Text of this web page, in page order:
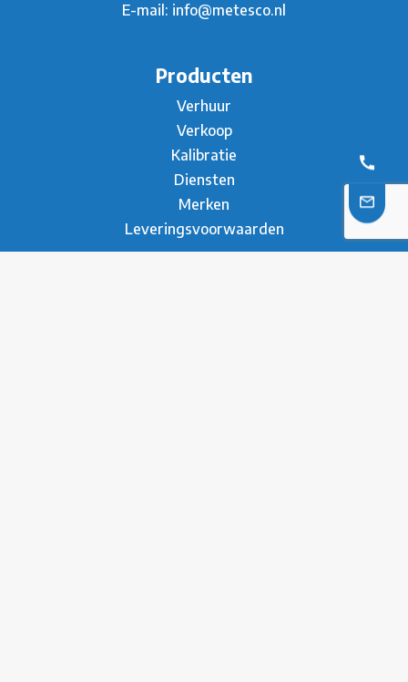
E-mail: info@metesco.nl
Producten
Verhuur
Verkoop
Kalibratie
Diensten
Merken
Leveringsvoorwaarden